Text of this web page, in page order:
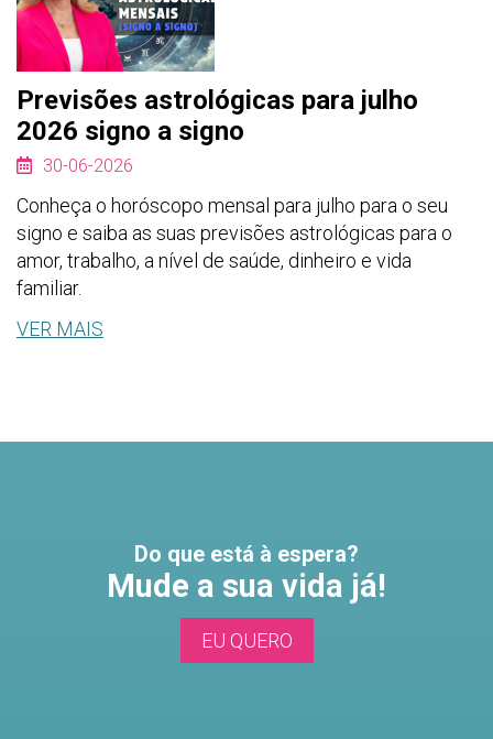
Previsões astrológicas para julho
2026 signo a signo
30-06-2026
Conheça o horóscopo mensal para julho para o seu
signo e saiba as suas previsões astrológicas para o
amor, trabalho, a nível de saúde, dinheiro e vida
familiar.
VER MAIS
Do que está à espera?
Mude a sua vida já!
EU QUERO